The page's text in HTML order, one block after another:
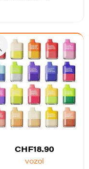
CHF18.90
vozol